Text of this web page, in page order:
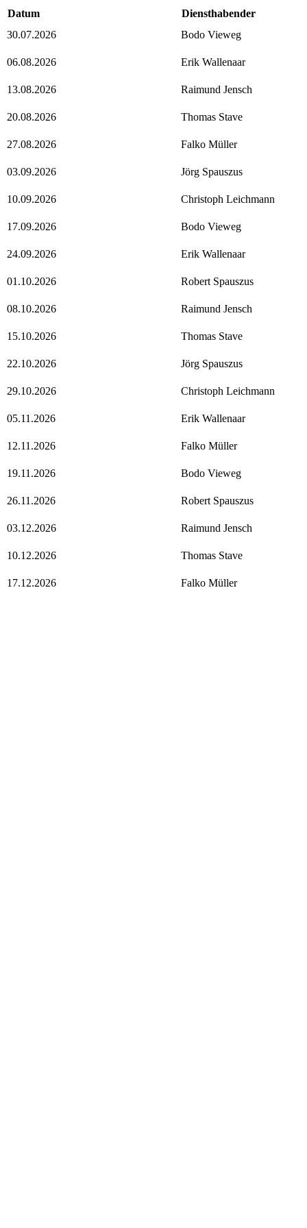
Datum
Diensthabender
30.07.2026
Bodo Vieweg
06.08.2026 Erik Wallenaar
13.08.2026 Raimund Jensch
20.08.2026 Thomas Stave
27.08.2026 Falko Müller
03.09.2026 Jörg Spauszus
10.09.2026 Christoph Leichmann
17.09.2026 Bodo Vieweg
24.09.2026 Erik Wallenaar
01.10.2026 Robert Spauszus
08.10.2026 Raimund Jensch
15.10.2026 Thomas Stave
22.10.2026 Jörg Spauszus
29.10.2026 Christoph Leichmann
05.11.2026 Erik Wallenaar
12.11.2026 Falko Müller
19.11.2026 Bodo Vieweg
26.11.2026 Robert Spauszus
03.12.2026 Raimund Jensch
10.12.2026 Thomas Stave
17.12.2026 Falko Müller